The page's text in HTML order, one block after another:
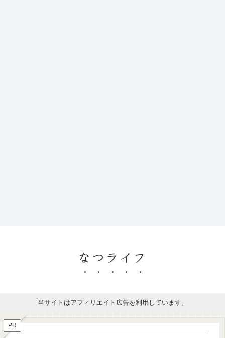
なつライフ
当サイトはアフィリエイト広告を利用しています。
PR